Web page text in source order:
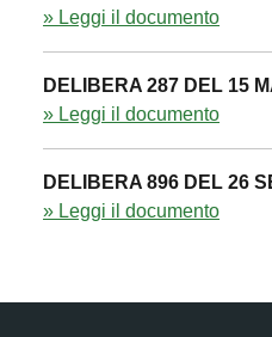
» Leggi il documento
DELIBERA 287 DEL 15
» Leggi il documento
DELIBERA 896 DEL 26
» Leggi il documento